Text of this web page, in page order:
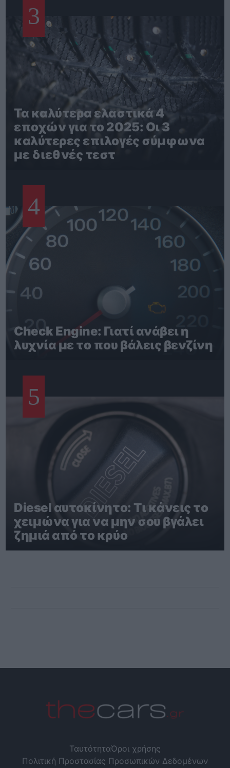
3
Τα καλύτερα ελαστικά 4
εποχών για το 2025: Οι 3
καλύτερες επιλογές σύμφωνα
με διεθνές τεστ
4
Check Engine: Γιατί ανάβει η
λυχνία με το που βάλεις βενζίνη
5
Diesel αυτοκίνητο: Τι κάνεις το
χειμώνα για να μην σου βγάλει
ζημιά από το κρύο
ΤαυτότηταΌροι χρήσης
Πολιτική Προστασίας Προσωπικών Δεδομένων